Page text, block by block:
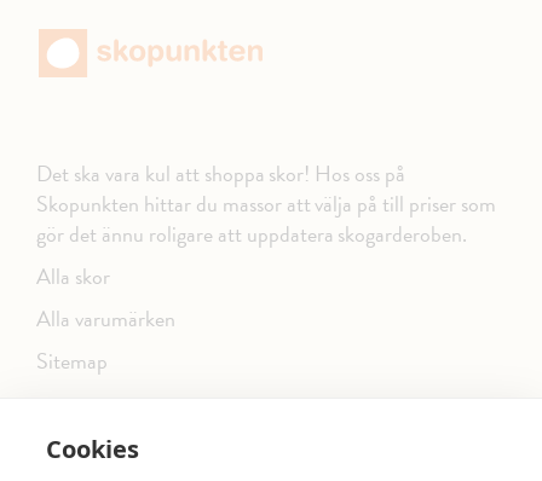
Cookies
Det ska vara kul att shoppa skor! Hos oss på
Skopunkten hittar du massor att välja på till priser som
gör det ännu roligare att uppdatera skogarderoben.
Alla skor
Alla varumärken
Sitemap